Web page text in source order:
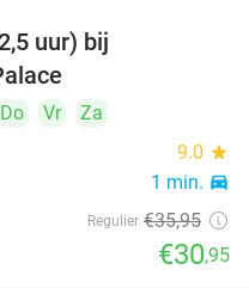
uur) bij
Do Vr
Za
9.0 star
1 min. directions_car
Regulier €35,95
€30,95